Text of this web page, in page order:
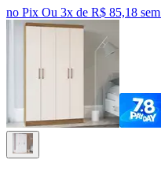
no Pix Ou 3x de R$ 85,18